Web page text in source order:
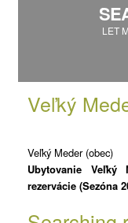
LET
Veľký
Veľký Meder (obec)
Ubytovanie Veľký
rezervácie (Sezóna
geomorfologickom